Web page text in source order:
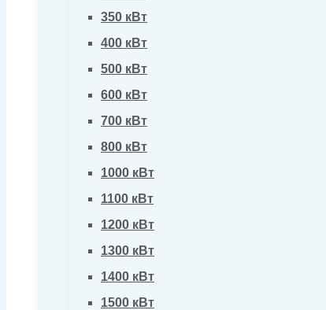
350 кВт
400 кВт
500 кВт
600 кВт
700 кВт
800 кВт
1000 кВт
1100 кВт
1200 кВт
1300 кВт
1400 кВт
1500 кВт